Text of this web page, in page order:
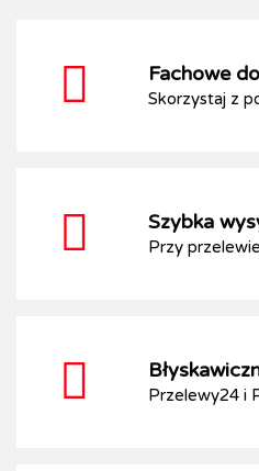
Fachowe
Skorzystaj z
Szybka
Przy przelewie
Przelewy24 i